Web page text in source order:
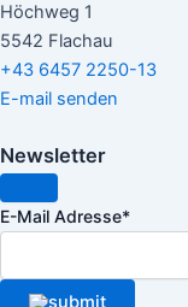
Höchweg 1
5542 Flachau
+43 6457 2250-13
E-mail senden
Newsletter
E-Mail Adresse*